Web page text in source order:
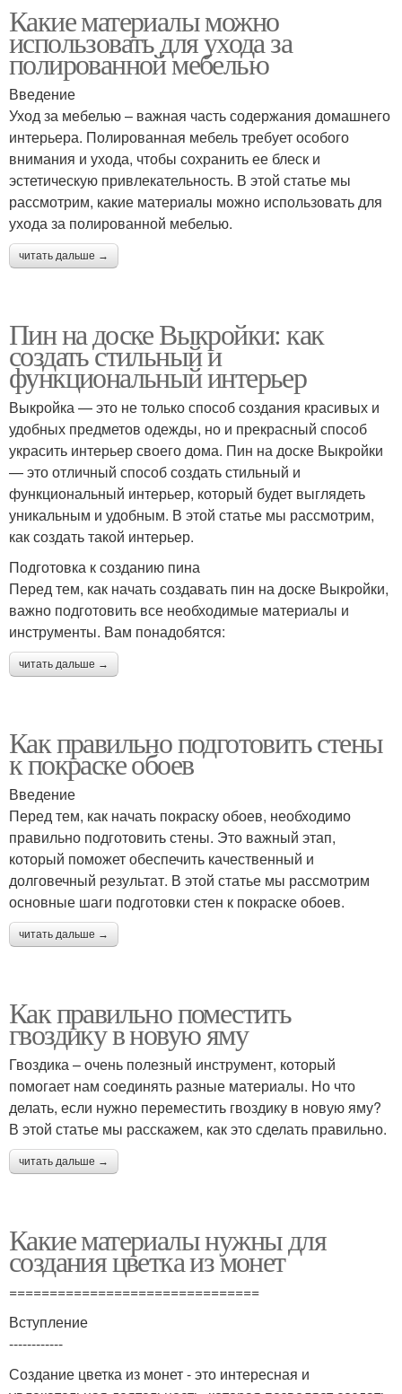
Какие материалы можно
использовать для ухода за
полированной мебелью
Введение
Уход за мебелью – важная часть содержания домашнего
интерьера. Полированная мебель требует особого
внимания и ухода, чтобы сохранить ее блеск и
эстетическую привлекательность. В этой статье мы
рассмотрим, какие материалы можно использовать для
ухода за полированной мебелью.
читать дальше →
Пин на доске Выкройки: как
создать стильный и
функциональный интерьер
Выкройка — это не только способ создания красивых и
удобных предметов одежды, но и прекрасный способ
украсить интерьер своего дома. Пин на доске Выкройки
— это отличный способ создать стильный и
функциональный интерьер, который будет выглядеть
уникальным и удобным. В этой статье мы рассмотрим,
как создать такой интерьер.
Подготовка к созданию пина
Перед тем, как начать создавать пин на доске Выкройки,
важно подготовить все необходимые материалы и
инструменты. Вам понадобятся:
читать дальше →
Как правильно подготовить стены
к покраске обоев
Введение
Перед тем, как начать покраску обоев, необходимо
правильно подготовить стены. Это важный этап,
который поможет обеспечить качественный и
долговечный результат. В этой статье мы рассмотрим
основные шаги подготовки стен к покраске обоев.
читать дальше →
Как правильно поместить
гвоздику в новую яму
Гвоздика – очень полезный инструмент, который
помогает нам соединять разные материалы. Но что
делать, если нужно переместить гвоздику в новую яму?
В этой статье мы расскажем, как это сделать правильно.
читать дальше →
Какие материалы нужны для
создания цветка из монет
===============================
Вступление
------------
Создание цветка из монет - это интересная и